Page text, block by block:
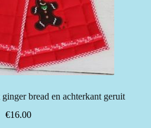
bread en achterkant geruit
€16.00